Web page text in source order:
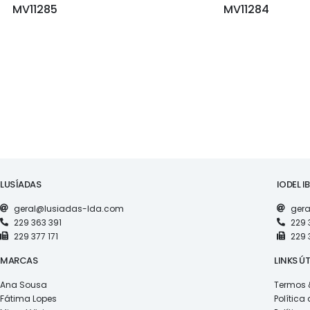
MV11285 MV11284
LUSÍADAS
geral@lusiadas-lda.com
229 363 391
229 377 171
IODEL
229
229
MARCAS
Ana Sousa
Fátima Lopes
LINKS
Termos
Política